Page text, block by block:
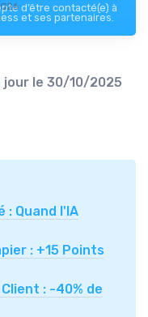
d’être contacté(e) à
et ses partenaires.
jour le 30/10/2025
Quand l'IA
: +15 Points
: -40% de